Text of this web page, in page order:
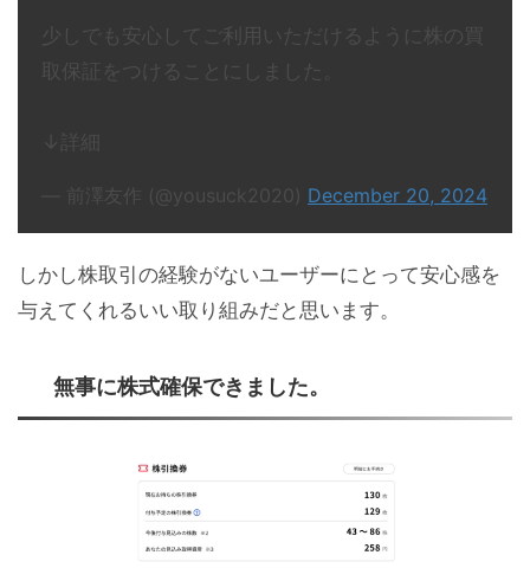
少しでも安心してご利用いただけるように株の買
取保証をつけることにしました。
↓詳細
— 前澤友作 (@yousuck2020) December 20, 2024
しかし株取引の経験がないユーザーにとって安心感を
与えてくれるいい取り組みだと思います。
無事に株式確保できました。